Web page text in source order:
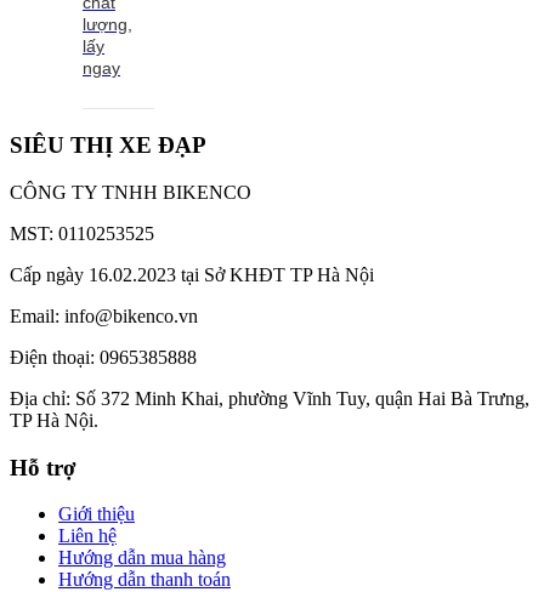
lượng,
lấy
ngay
SIÊU THỊ XE ĐẠP
CÔNG TY TNHH BIKENCO
MST: 0110253525
Cấp ngày 16.02.2023 tại Sở KHĐT TP Hà Nội
Email: info@bikenco.vn
Điện thoại: 0965385888
Địa chỉ: Số 372 Minh Khai, phường Vĩnh Tuy, quận Hai Bà Trưng,
TP Hà Nội.
Hỗ trợ
Giới thiệu
Liên hệ
Hướng dẫn mua hàng
Hướng dẫn thanh toán